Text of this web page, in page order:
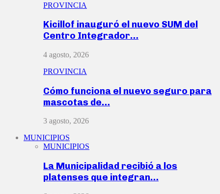
PROVINCIA
Kicillof inauguró el nuevo SUM del
Centro Integrador…
4 agosto, 2026
PROVINCIA
Cómo funciona el nuevo seguro para
mascotas de…
3 agosto, 2026
MUNICIPIOS
MUNICIPIOS
La Municipalidad recibió a los
platenses que integran…